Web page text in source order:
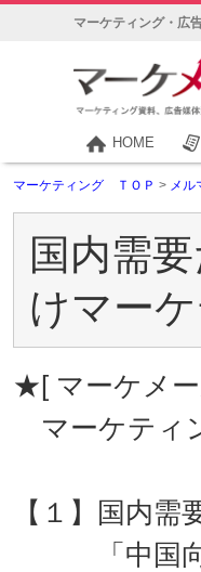
マーケティング・広
HOME
マーケティング ＴＯＰ > メル
国内需
けマー
★[ マーケ
マーケティ
【１】国内
「中国向